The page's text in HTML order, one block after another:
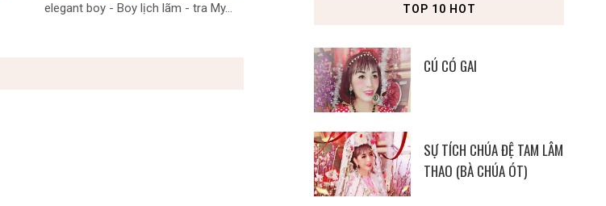
elegant boy - Boy lịch lãm - tra My... TOP 10 HOT
CÚ CÓ GAI
SỰ TÍCH CHÚA ĐỆ TAM LÂM
THAO (BÀ CHÚA ÓT)